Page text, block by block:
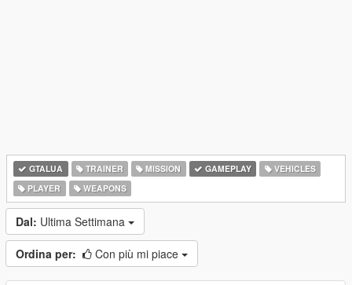
GTALUA TRAINER MISSION GAMEPLAY
VEHICLES
PLAYER
WEAPONS
Dal: Ultima Settimana
Ordina per: Con più mi piace